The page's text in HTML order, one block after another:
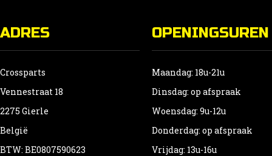
ADRES
Crossparts
Vennestraat 18
2275 Gierle
België
BTW: BE0807590623
OPENINGSUREN
Maandag: 18u-21u
Dinsdag: op afspraak
Woensdag: 9u-12u
Donderdag: op afspraak
Vrijdag: 13u-16u